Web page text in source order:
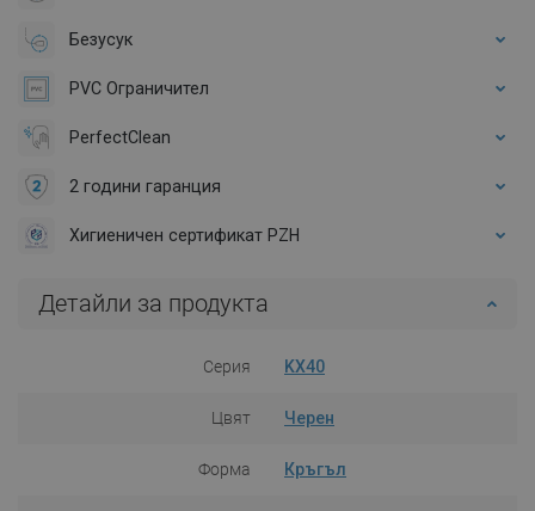
Безусук
PVC Ограничител
PerfectClean
2 години гаранция
Хигиеничен сертификат PZH
Детайли за продукта
Серия KX40
Цвят Черен
Форма Кръгъл